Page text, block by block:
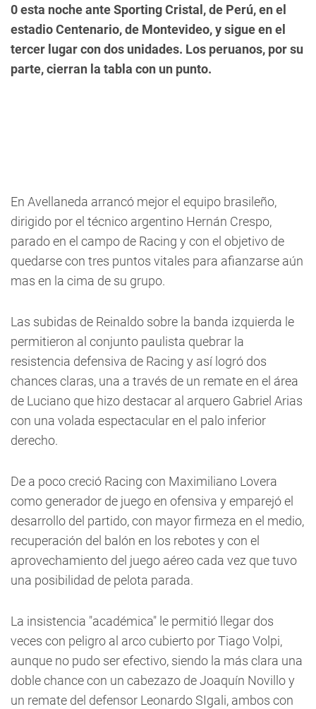
0 esta noche ante Sporting Cristal, de Perú, en el
estadio Centenario, de Montevideo, y sigue en el
tercer lugar con dos unidades. Los peruanos, por su
parte, cierran la tabla con un punto.
En Avellaneda arrancó mejor el equipo brasileño,
dirigido por el técnico argentino Hernán Crespo,
parado en el campo de Racing y con el objetivo de
quedarse con tres puntos vitales para afianzarse aún
mas en la cima de su grupo.
Las subidas de Reinaldo sobre la banda izquierda le
permitieron al conjunto paulista quebrar la
resistencia defensiva de Racing y así logró dos
chances claras, una a través de un remate en el área
de Luciano que hizo destacar al arquero Gabriel Arias
con una volada espectacular en el palo inferior
derecho.
De a poco creció Racing con Maximiliano Lovera
como generador de juego en ofensiva y emparejó el
desarrollo del partido, con mayor firmeza en el medio,
recuperación del balón en los rebotes y con el
aprovechamiento del juego aéreo cada vez que tuvo
una posibilidad de pelota parada.
La insistencia "académica" le permitió llegar dos
veces con peligro al arco cubierto por Tiago Volpi,
aunque no pudo ser efectivo, siendo la más clara una
doble chance con un cabezazo de Joaquín Novillo y
un remate del defensor Leonardo SIgali, ambos con